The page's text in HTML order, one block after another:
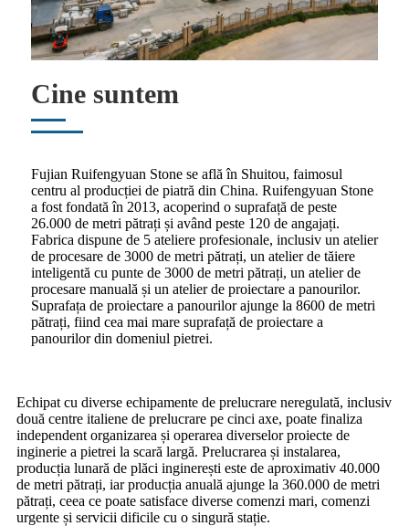
Cine suntem
Fujian Ruifengyuan Stone se află în Shuitou, faimosul
centru al producției de piatră din China. Ruifengyuan Stone
a fost fondată în 2013, acoperind o suprafață de peste
26.000 de metri pătrați și având peste 120 de angajați.
Fabrica dispune de 5 ateliere profesionale, inclusiv un atelier
de procesare de 3000 de metri pătrați, un atelier de tăiere
inteligentă cu punte de 3000 de metri pătrați, un atelier de
procesare manuală și un atelier de proiectare a panourilor.
Suprafața de proiectare a panourilor ajunge la 8600 de metri
pătrați, fiind cea mai mare suprafață de proiectare a
panourilor din domeniul pietrei.
Echipat cu diverse echipamente de prelucrare neregulată, inclusiv
două centre italiene de prelucrare pe cinci axe, poate finaliza
independent organizarea și operarea diverselor proiecte de
inginerie a pietrei la scară largă. Prelucrarea și instalarea,
producția lunară de plăci inginerești este de aproximativ 40.000
de metri pătrați, iar producția anuală ajunge la 360.000 de metri
pătrați, ceea ce poate satisface diverse comenzi mari, comenzi
urgente și servicii dificile cu o singură stație.